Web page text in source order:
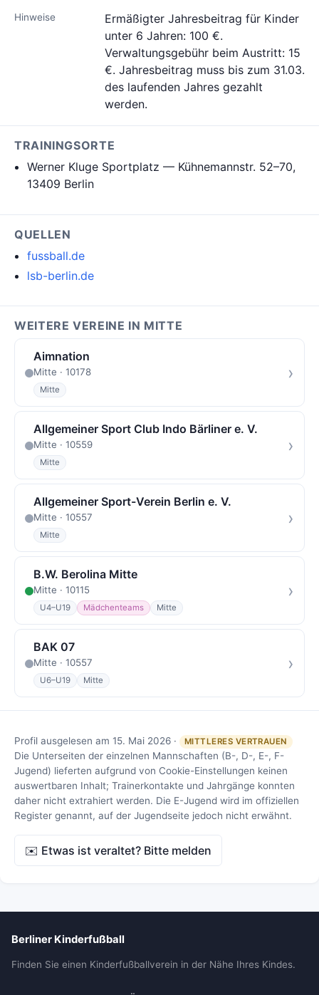
Hinweise
Ermäßigter Jahresbeitrag für Kinder
unter 6 Jahren: 100 €.
Verwaltungsgebühr beim Austritt: 15
€. Jahresbeitrag muss bis zum 31.03.
des laufenden Jahres gezahlt
werden.
TRAININGSORTE
Werner Kluge Sportplatz — Kühnemannstr. 52–70,
13409 Berlin
QUELLEN
fussball.de
lsb-berlin.de
WEITERE VEREINE IN MITTE
Aimnation
Mitte · 10178
Mitte
›
Allgemeiner Sport Club Indo Bärliner e. V.
Mitte · 10559
Mitte
›
Allgemeiner Sport-Verein Berlin e. V.
Mitte · 10557
Mitte
›
B.W. Berolina Mitte
Mitte · 10115
U4–U19 Mädchenteams Mitte
›
BAK 07
Mitte · 10557
U6–U19 Mitte
›
Profil ausgelesen am 15. Mai 2026 · MITTLERES VERTRAUEN
Die Unterseiten der einzelnen Mannschaften (B-, D-, E-, F-
Jugend) lieferten aufgrund von Cookie-Einstellungen keinen
auswertbaren Inhalt; Trainerkontakte und Jahrgänge konnten
daher nicht extrahiert werden. Die E-Jugend wird im offiziellen
Register genannt, auf der Jugendseite jedoch nicht erwähnt.
✉️ Etwas ist veraltet? Bitte melden
Berliner Kinderfußball
Finden Sie einen Kinderfußballverein in der Nähe Ihres Kindes.